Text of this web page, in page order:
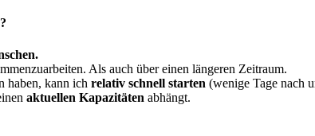
Als auch über einen längeren Zeitraum.
haben, kann ich relativ schnell starten (wenige Tage nach
aktuellen Kapazitäten abhängt.